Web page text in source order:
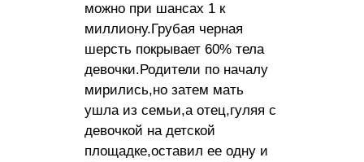
можно при шансах 1 к
миллиону.Грубая черная
шерсть покрывает 60% тела
девочки.Родители по началу
мирились,но затем мать
ушла из семьи,а отец,гуляя с
девочкой на детской
площадке,оставил ее одну и